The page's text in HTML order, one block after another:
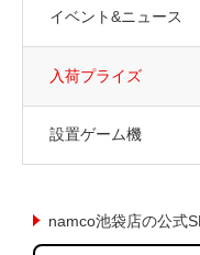
イベント&ニュース
入荷プライズ
設置ゲーム機
namco池袋店の公式